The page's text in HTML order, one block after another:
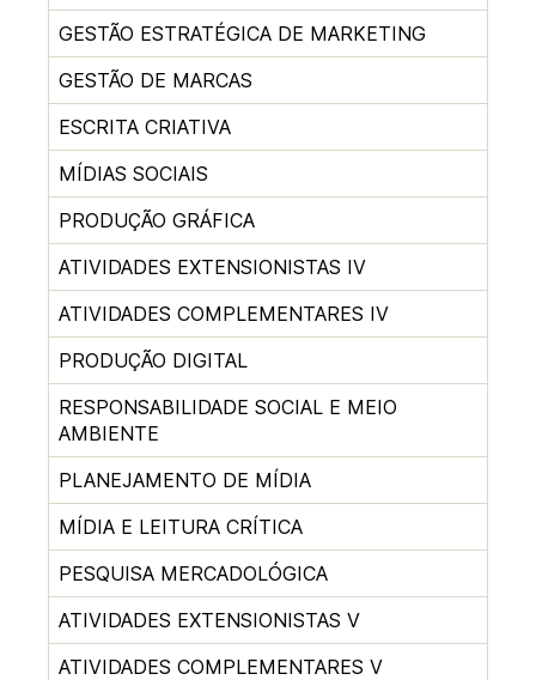
GESTÃO ESTRATÉGICA DE MARKETING
GESTÃO DE MARCAS
ESCRITA CRIATIVA
MÍDIAS SOCIAIS
PRODUÇÃO GRÁFICA
ATIVIDADES EXTENSIONISTAS IV
ATIVIDADES COMPLEMENTARES IV
PRODUÇÃO DIGITAL
RESPONSABILIDADE SOCIAL E MEIO
AMBIENTE
PLANEJAMENTO DE MÍDIA
MÍDIA E LEITURA CRÍTICA
PESQUISA MERCADOLÓGICA
ATIVIDADES EXTENSIONISTAS V
ATIVIDADES COMPLEMENTARES V